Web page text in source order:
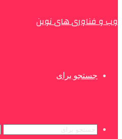
وب و فناوری های نوین
جستجو برای